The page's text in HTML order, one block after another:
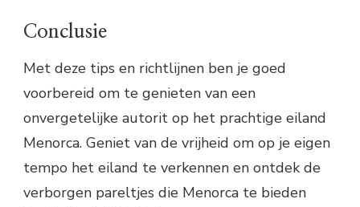
Conclusie
Met deze tips en richtlijnen ben je goed
voorbereid om te genieten van een
onvergetelijke autorit op het prachtige eiland
Menorca. Geniet van de vrijheid om op je eigen
tempo het eiland te verkennen en ontdek de
verborgen pareltjes die Menorca te bieden